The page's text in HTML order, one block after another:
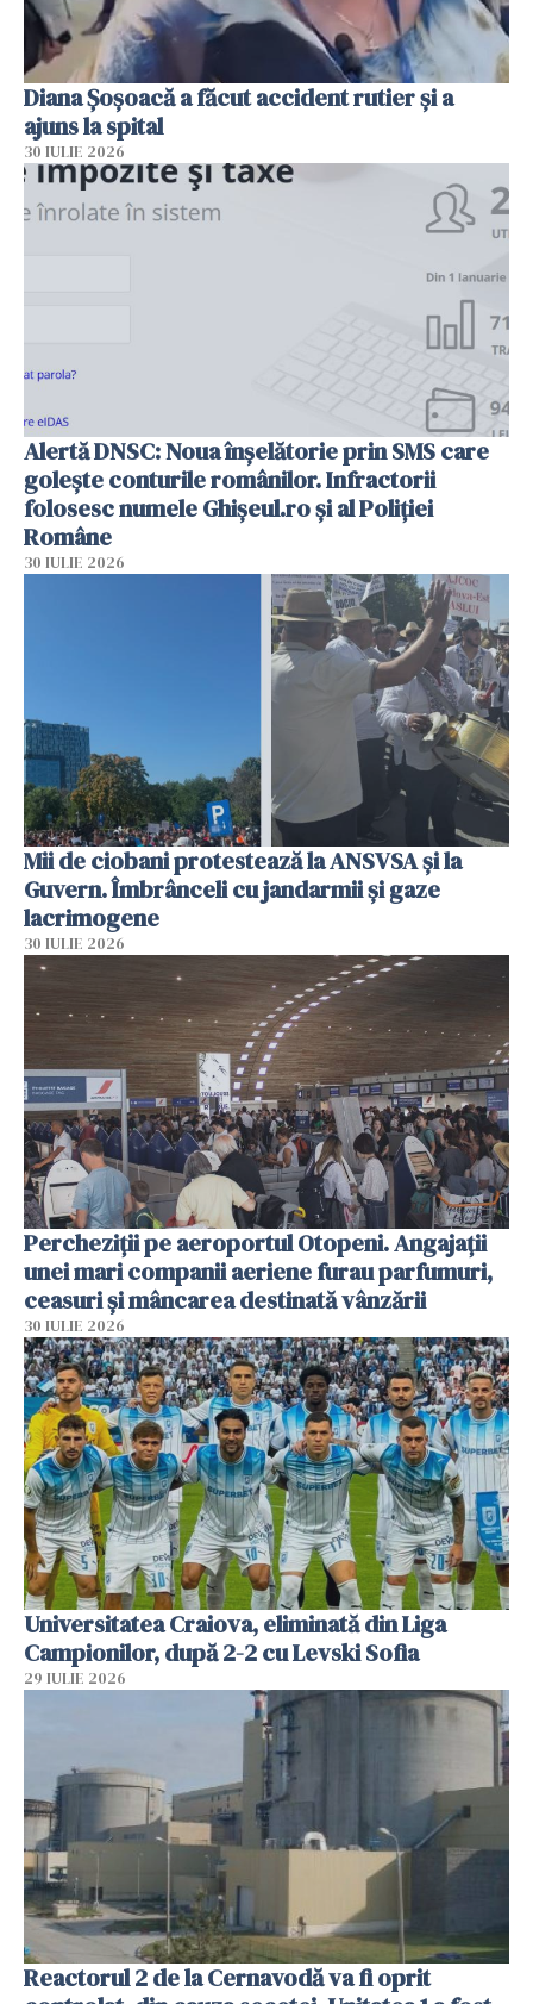
Diana Șoșoacă a făcut accident rutier și a
ajuns la spital
30 IULIE 2026
Alertă DNSC: Noua înșelătorie prin SMS care
golește conturile românilor. Infractorii
folosesc numele Ghișeul.ro și al Poliției
Române
30 IULIE 2026
Mii de ciobani protestează la ANSVSA și la
Guvern. Îmbrânceli cu jandarmii și gaze
lacrimogene
30 IULIE 2026
Percheziții pe aeroportul Otopeni. Angajații
unei mari companii aeriene furau parfumuri,
ceasuri și mâncarea destinată vânzării
30 IULIE 2026
Universitatea Craiova, eliminată din Liga
Campionilor, după 2-2 cu Levski Sofia
29 IULIE 2026
Reactorul 2 de la Cernavodă va fi oprit